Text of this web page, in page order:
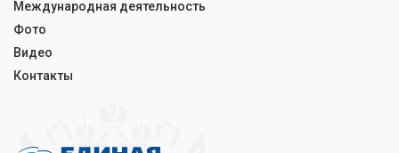
Международная деятельность
Фото
Видео
Контакты